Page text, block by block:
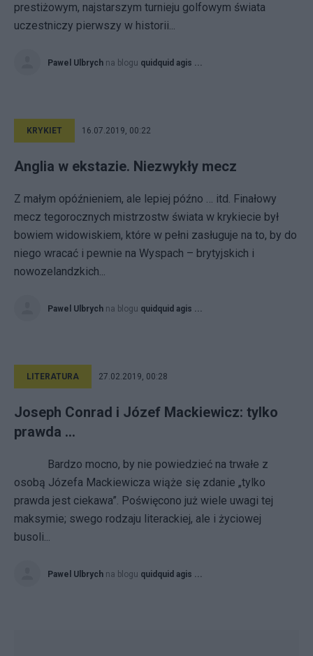
prestiżowym, najstarszym turnieju golfowym świata
uczestniczy pierwszy w historii...
Pawel Ulbrych na blogu quidquid agis ...
KRYKIET 16.07.2019, 00:22
Anglia w ekstazie. Niezwykły mecz
Z małym opóźnieniem, ale lepiej późno … itd. Finałowy
mecz tegorocznych mistrzostw świata w krykiecie był
bowiem widowiskiem, które w pełni zasługuje na to, by do
niego wracać i pewnie na Wyspach – brytyjskich i
nowozelandzkich...
Pawel Ulbrych na blogu quidquid agis ...
LITERATURA 27.02.2019, 00:28
Joseph Conrad i Józef Mackiewicz: tylko
prawda …
Bardzo mocno, by nie powiedzieć na trwałe z
osobą Józefa Mackiewicza wiąże się zdanie „tylko
prawda jest ciekawa”. Poświęcono już wiele uwagi tej
maksymie; swego rodzaju literackiej, ale i życiowej
busoli...
Pawel Ulbrych na blogu quidquid agis ...